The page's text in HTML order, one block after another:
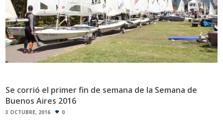
Se corrió el primer fin de semana de la Semana de
Buenos Aires 2016
3 OCTUBRE, 2016 0